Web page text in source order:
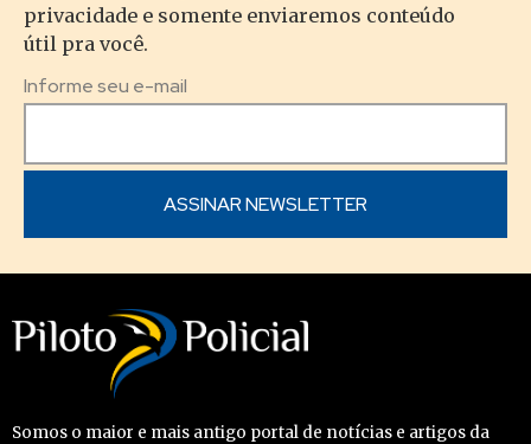
privacidade e somente enviaremos conteúdo
útil pra você.
Informe seu e-mail
Somos o maior e mais antigo portal de notícias e artigos da